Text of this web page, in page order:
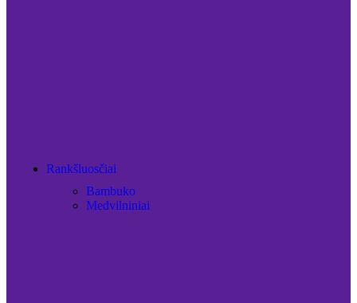
Rankšluosčiai
Bambuko
Medvilniniai